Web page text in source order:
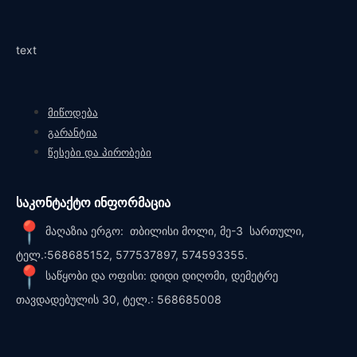
text
მიწოდება
გარანტია
წესები და პირობები
საკონტაქტო ინფორმაცია
მაღაზია ერგო: თბილისი მოლი, მე-3 სართული,
ტელ.:568685152, 577537897, 574593355.
საწყობი და ოფისი: დიდი დიღომი, დემეტრე
თავდადებულის 30, ტელ.: 568685008